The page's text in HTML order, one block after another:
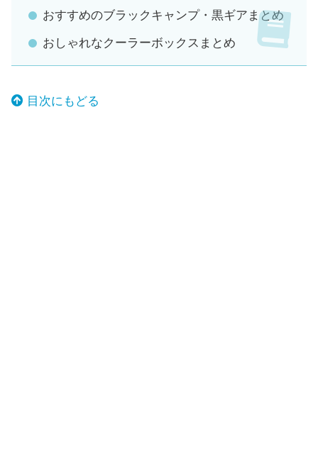
おすすめのブラックキャンプ・黒ギアまとめ
おしゃれなクーラーボックスまとめ
目次にもどる